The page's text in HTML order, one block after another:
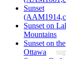
Sunset
Sunset on
Mountains
Sunset on the
Ottawa